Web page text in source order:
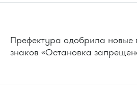
Префектура одобрила новые
знаков «Остановка